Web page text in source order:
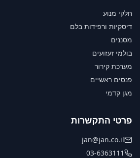
חלקי מנוע
דיסקיות ורפידות בלם
מסננים
בולמי זעזועים
מערכת קירור
פנסים ראשיים
מגן קדמי
פרטי התקשרות
jan@jan.co.il
03-6363111